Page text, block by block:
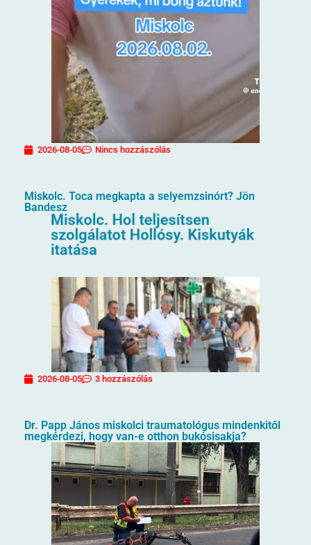
2026-08-05 Nincs hozzászólás
Miskolc. Toca megkapta a selyemzsinórt? Jön
Bandesz
2026-08-05 3 hozzászólás
Dr. Papp János miskolci traumatológus mindenkitől
megkérdezi, hogy van-e otthon bukósisakja?